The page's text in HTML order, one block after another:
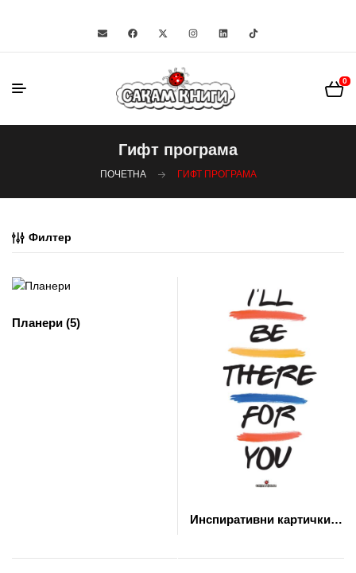
0
Гифт програма
ПОЧЕТНА ГИФТ ПРОГРАМА
Филтер
Планери (5)
Инспиративни картички